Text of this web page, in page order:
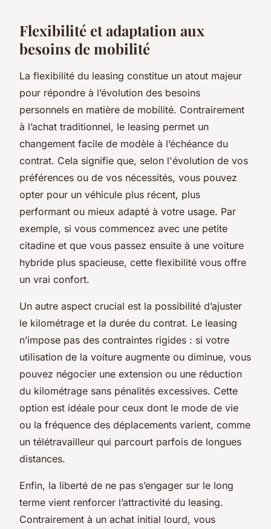
Flexibilité et adaptation aux
besoins de mobilité
La flexibilité du leasing constitue un atout majeur
pour répondre à l’évolution des besoins
personnels en matière de mobilité. Contrairement
à l’achat traditionnel, le leasing permet un
changement facile de modèle à l’échéance du
contrat. Cela signifie que, selon l'évolution de vos
préférences ou de vos nécessités, vous pouvez
opter pour un véhicule plus récent, plus
performant ou mieux adapté à votre usage. Par
exemple, si vous commencez avec une petite
citadine et que vous passez ensuite à une voiture
hybride plus spacieuse, cette flexibilité vous offre
un vrai confort.
Un autre aspect crucial est la possibilité d’ajuster
le kilométrage et la durée du contrat. Le leasing
n’impose pas des contraintes rigides : si votre
utilisation de la voiture augmente ou diminue, vous
pouvez négocier une extension ou une réduction
du kilométrage sans pénalités excessives. Cette
option est idéale pour ceux dont le mode de vie
ou la fréquence des déplacements varient, comme
un télétravailleur qui parcourt parfois de longues
distances.
Enfin, la liberté de ne pas s’engager sur le long
terme vient renforcer l’attractivité du leasing.
Contrairement à un achat initial lourd, vous